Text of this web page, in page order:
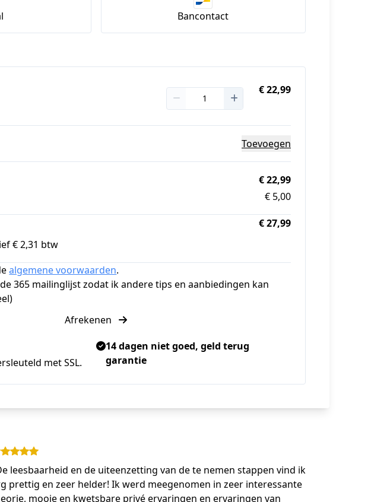
Bancontact
€ 22,99
Toevoegen
€ 22,99
€ 5,00
€ 27,99
€ 2,31 btw
algemene voorwaarden.
365 mailinglijst zodat ik andere tips en aanbiedingen kan
Afrekenen
met SSL.
14 dagen niet goed, geld terug
garantie
leesbaarheid en de uiteenzetting van de te nemen stappen vind ik
prettig en zeer helder! Ik werd meegenomen in zeer interessante
mooie en kwetsbare privé ervaringen en ervaringen van